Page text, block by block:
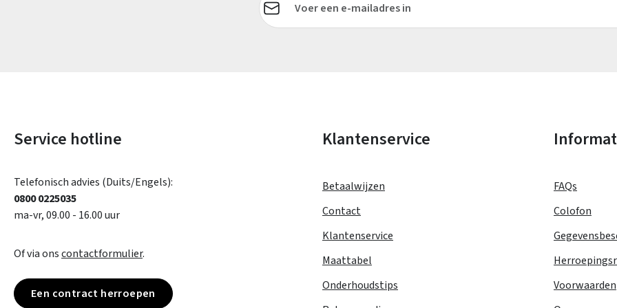
Service hotline
Telefonisch advies (Duits/Engels):
0800 0225035
ma-vr, 09.00 - 16.00 uur
Of via onscontactformulier.
Een contract herroepen
Klantenservice
Betaalwijzen
Contact
Klantenservice
Maattabel
Onderhoudstips
FAQs
Colofon
Voorwaarden